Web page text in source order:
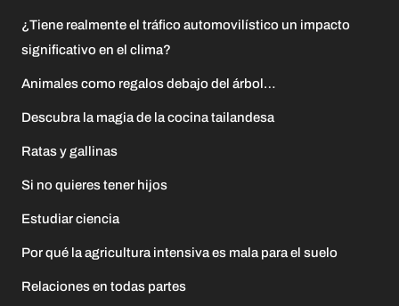
¿Tiene realmente el tráfico automovilístico un impacto
significativo en el clima?
Animales como regalos debajo del árbol…
Descubra la magia de la cocina tailandesa
Ratas y gallinas
Si no quieres tener hijos
Estudiar ciencia
Por qué la agricultura intensiva es mala para el suelo
Relaciones en todas partes